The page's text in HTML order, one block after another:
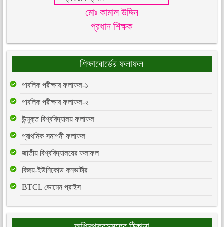
মোঃ কামাল উদ্দিন
প্রধান শিক্ষক
শিক্ষাবোর্ডের ফলাফল
পাবলিক পরীক্ষার ফলাফল-১
পাবলিক পরীক্ষার ফলাফল-২
উন্মুক্ত বিশ্ববিদ্যালয় ফলাফল
প্রাথমিক সমাপনী ফলাফল
জাতীয় বিশ্ববিদ্যালয়ের ফলাফল
বিজয়-ইউনিকোড কনভার্টার
BTCL ডোমেন প্রাইস